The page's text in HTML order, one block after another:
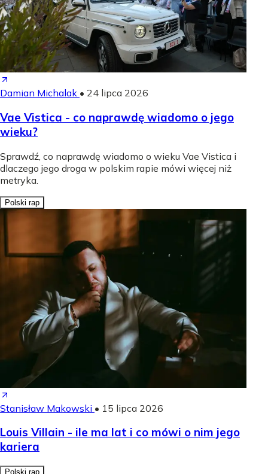
Damian Michalak • 24 lipca 2026
Vae Vistica - co naprawdę wiadomo o jego
wieku?
Sprawdź, co naprawdę wiadomo o wieku Vae Vistica i
dlaczego jego droga w polskim rapie mówi więcej niż
metryka.
Polski rap
Stanisław Makowski • 15 lipca 2026
Louis Villain - ile ma lat i co mówi o nim jego
kariera
Polski rap